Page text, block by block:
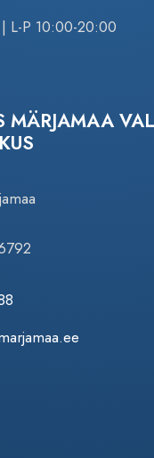
L-P 10:00-20:00
MÄRJAMAA